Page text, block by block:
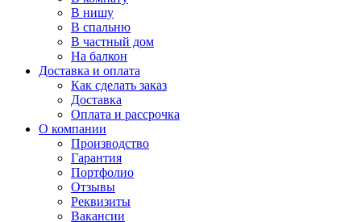
В нишу
В спальню
В частный дом
На балкон
Доставка и оплата
Как сделать заказ
Доставка
Оплата и рассрочка
О компании
Производство
Гарантия
Портфолио
Отзывы
Реквизиты
Вакансии